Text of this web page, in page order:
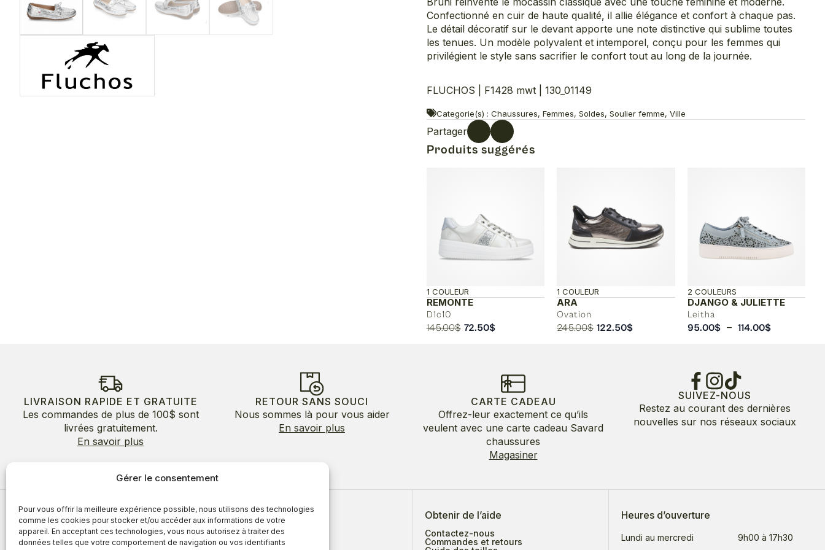
Gérer le consentement
Pour vous offrir la meilleure expérience possible, nous utilisons des technologies
comme les cookies pour stocker et/ou accéder aux informations de votre
appareil. En acceptant ces technologies, vous nous autorisez à traiter des
données telles que votre comportement de navigation ou vos identifiants
Confectionné en cuir de haute qualité, il allie élégance et confort à chaque pas.
Le détail décoratif sur le devant apporte une note distinctive qui sublime toutes
les tenues. Un modèle polyvalent et intemporel, conçu pour les femmes qui
privilégient le style sans sacrifier le confort tout au long de la journée.
FLUCHOS | F1428 mwt | 130_01149
Categorie(s) : Chaussures, Femmes, Soldes, Soulier femme, Ville
Partager
Produits suggérés
REMONTE
D1c10
1 COULEUR
145.00$ Le
145.00$.
72.50$Le
72.50$.
ARA
Ovation
1 COULEUR
245.00$ Le
122.50$Le
DJANGO & JULIETTE
Leitha
2 COULEURS
95.00$ – 114.00$Plage
LIVRAISON RAPIDE ET GRATUITE
Les commandes de plus de 100$ sont
livrées gratuitement.
En savoir plus
RETOUR SANS SOUCI
Nous sommes là pour vous aider
En savoir plus
CARTE CADEAU
Offrez-leur exactement ce qu’ils
veulent avec une carte cadeau Savard
chaussures
Magasiner
SUIVEZ-NOUS
Restez au courant des dernières
nouvelles sur nos réseaux sociaux
À propos de nous
À propos
Avantages
Obtenir de l’aide
Contactez-nous
Commandes et retours
Heures d’ouverture
Lundi au mercredi
9h00 à 17h30